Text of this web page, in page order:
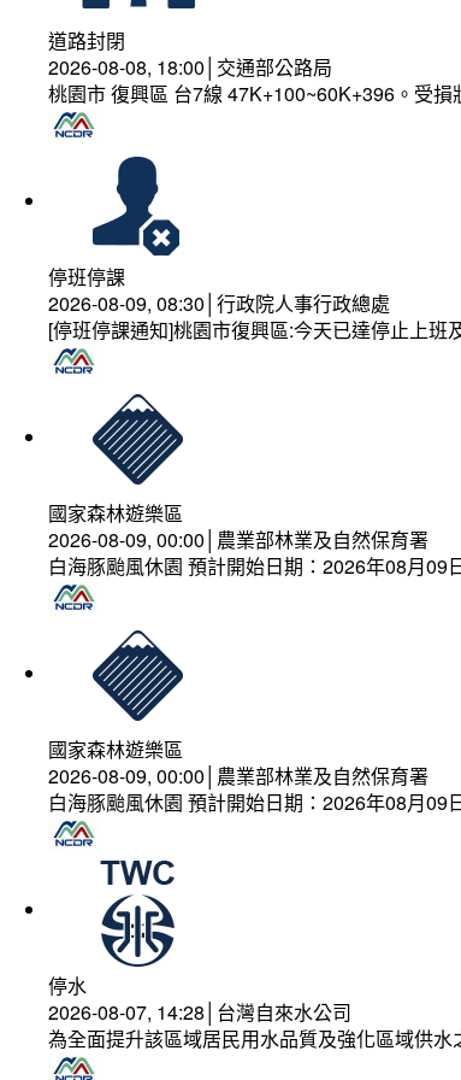
道路封閉
2026-08-08, 18:00│交通部公路局
桃園市 復興區 台7線 47K+100~60K+396。受損
停班停課
2026-08-09, 08:30│行政院人事行政總處
[停班停課通知]桃園市復興區:今天已達停止上
國家森林遊樂區
2026-08-09, 00:00│農業部林業及自然保育署
白海豚颱風休園 預計開始日期：2026年08月09
國家森林遊樂區
2026-08-09, 00:00│農業部林業及自然保育署
白海豚颱風休園 預計開始日期：2026年08月09
停水
2026-08-07, 14:28│台灣自來水公司
為全面提升該區域居民用水品質及強化區域供